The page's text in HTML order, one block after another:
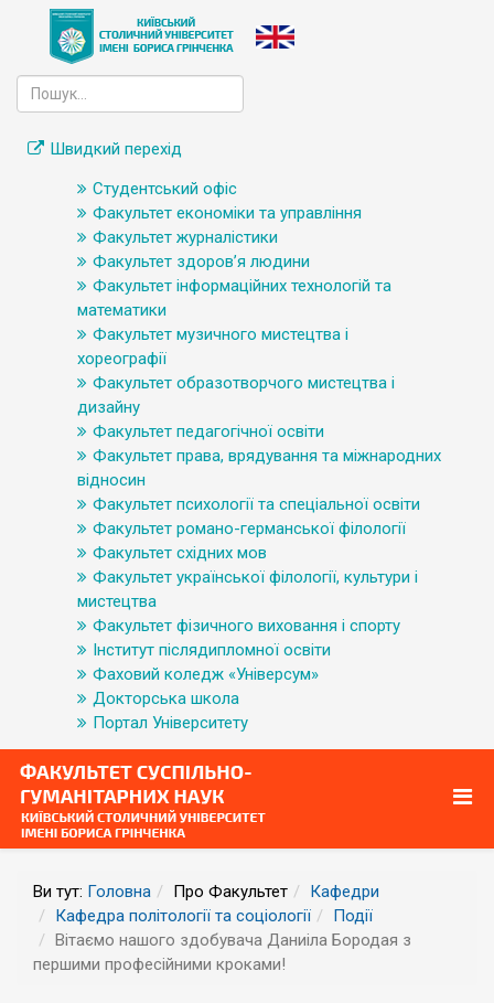
Швидкий перехід
Студентський офіс
Факультет економіки та управління
Факультет журналістики
Факультет здоров’я людини
Факультет інформаційних технологій та
математики
Факультет музичного мистецтва і
хореографії
Факультет образотворчого мистецтва і
дизайну
Факультет педагогічної освіти
Факультет права, врядування та міжнародних
відносин
Факультет психології та спеціальної освіти
Факультет романо-германської філології
Факультет східних мов
Факультет української філології, культури і
мистецтва
Факультет фізичного виховання і спорту
Інститут післядипломної освіти
Фаховий коледж «Універсум»
Докторська школа
Портал Університету
Ви тут: Головна Про Факультет
Кафедри
Кафедра політології та соціології
Події
Вітаємо нашого здобувача Даниіла Бородая з
першими професійними кроками!